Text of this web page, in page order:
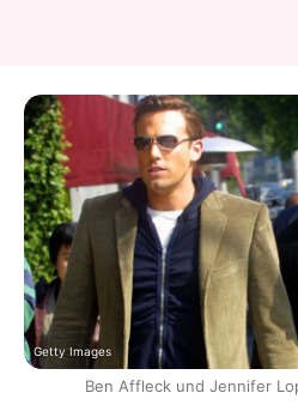
Getty Images
Ben Affleck und Jennifer